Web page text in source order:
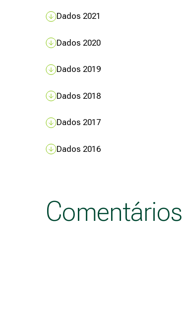
Dados 2021
Dados 2020
Dados 2019
Dados 2018
Dados 2017
Dados 2016
Comentários